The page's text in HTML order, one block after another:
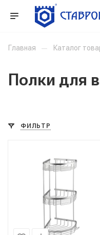
Главная — Каталог
Полки для
ФИЛЬТР